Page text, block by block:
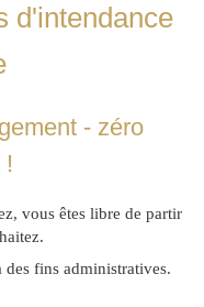
d'intendance
- zéro
vous êtes libre de partir
des fins administratives.